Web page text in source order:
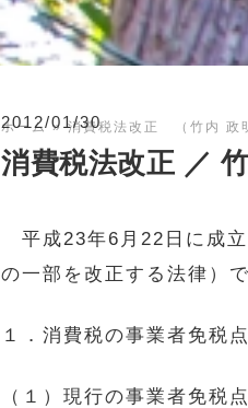
ホーム»消費税法改正 （竹内 政
2012/01/30
消費税法改正 ／
平成23年6月22日に成立
の一部を改正する法律）
１．消費税の事業者免税
（１）現行の事業者免税